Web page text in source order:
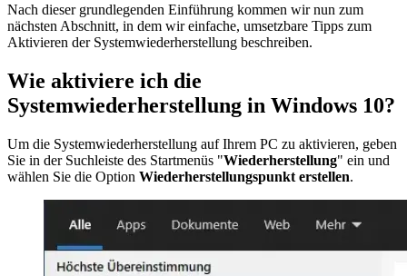
Nach dieser grundlegenden Einführung kommen wir nun zum
nächsten Abschnitt, in dem wir einfache, umsetzbare Tipps zum
Aktivieren der Systemwiederherstellung beschreiben.
Wie aktiviere ich die
Systemwiederherstellung in Windows 10?
Um die Systemwiederherstellung auf Ihrem PC zu aktivieren, geben
Sie in der Suchleiste des Startmenüs "Wiederherstellung" ein und
wählen Sie die Option Wiederherstellungspunkt erstellen.